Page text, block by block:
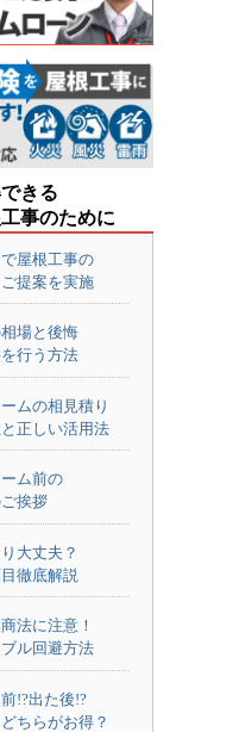
きる
事のために
屋根工事の
提案を実施
場と後悔
行う方法
ムの相見積り
正しい活用法
ム前の
挨拶
大丈夫？
徹底解説
法に注意！
ル回避方法
!?出た後!?
ちらがお得？